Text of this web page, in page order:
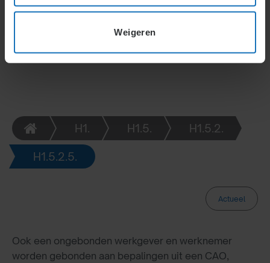
Weigeren
binnen wettelijke termijnen, met beperkt
H1. H1.5. H1.5.2.
H1.5.2.5.
Actueel
Ook een ongebonden werkgever en werknemer
worden gebonden aan bepalingen uit een CAO,